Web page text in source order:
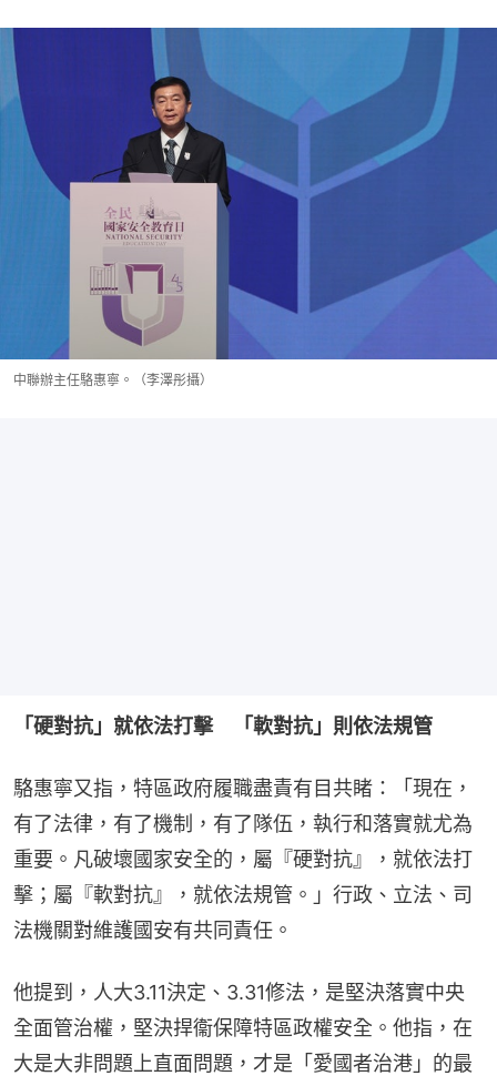
中聯辦主任駱惠寧。（李澤彤攝）
「硬對抗」就依法打擊　「軟對抗」則依法規管
駱惠寧又指，特區政府履職盡責有目共睹：「現在，
有了法律，有了機制，有了隊伍，執行和落實就尤為
重要。凡破壞國家安全的，屬『硬對抗』，就依法打
擊；屬『軟對抗』，就依法規管。」行政、立法、司
法機關對維護國安有共同責任。
他提到，人大3.11決定、3.31修法，是堅決落實中央
全面管治權，堅決捍衞保障特區政權安全。他指，在
大是大非問題上直面問題，才是「愛國者治港」的最